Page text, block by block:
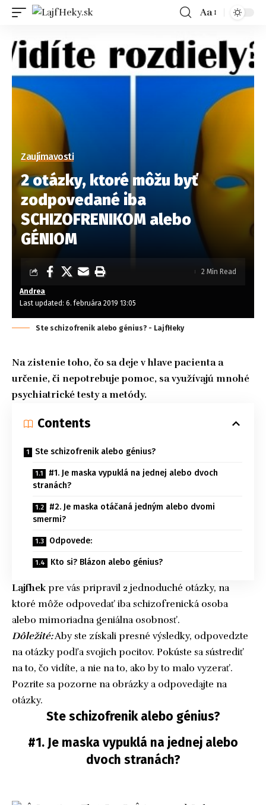
Aa
Zaujímavosti
2 otázky, ktoré môžu byť
zodpovedané iba
SCHIZOFRENIKOM alebo
GÉNIOM
Last updated: 6. februára 2019 13:05
Andrea
2 Min Read
Ste schizofrenik alebo génius? - LajfHeky
Na zistenie toho, čo sa deje v hlave pacienta a
určenie, či nepotrebuje pomoc, sa využívajú mnohé
psychiatrické testy a metódy.
Contents
Ste schizofrenik alebo génius?
#1. Je maska vypuklá na jednej alebo dvoch
stranách?
#2. Je maska otáčaná jedným alebo dvomi
smermi?
Odpovede:
Kto si? Blázon alebo génius?
Lajfhek pre vás pripravil 2 jednoduché otázky, na
ktoré môže odpovedať iba schizofrenická osoba
alebo mimoriadna geniálna osobnosť.
Dôležité:Aby ste získali presné výsledky, odpovedzte
na otázky podľa svojich pocitov. Pokúste sa sústrediť
na to, čo vidíte, a nie na to, ako by to malo vyzerať.
Pozrite sa pozorne na obrázky a odpovedajte na
otázky.
Ste schizofrenik alebo génius?
#1. Je maska vypuklá na jednej alebo
dvoch stranách?